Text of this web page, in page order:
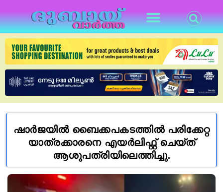
ഷാർജയിൽ ബൈക്കപകടത്തിൽ പരിക്കേറ്റ
യാത്രക്കാരനെ എയർലിഫ്റ്റ് ചെയ്ത്
ആശുപത്രിയിലെത്തിച്ചു.